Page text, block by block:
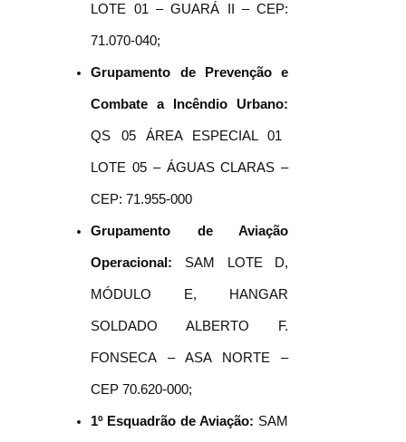
LOTE 01 – GUARÁ II – CEP:
71.070-040;
Grupamento de Prevenção e
Combate a Incêndio Urbano:
QS 05 ÁREA ESPECIAL 01
LOTE 05 – ÁGUAS CLARAS –
CEP: 71.955-000
Grupamento de Aviação
Operacional: SAM LOTE D,
MÓDULO E, HANGAR
SOLDADO ALBERTO F.
FONSECA – ASA NORTE –
CEP 70.620-000;
1º Esquadrão de Aviação: SAM